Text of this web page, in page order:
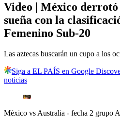
Video | México
sueña con la
Femenino Sub-20
Las aztecas buscarán un cupo a los
Siga a EL PAÍS en Google
noticias
México vs Australia - fecha 2 grupo